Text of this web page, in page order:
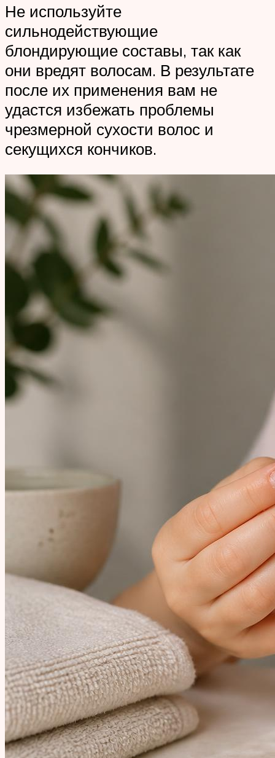
Не используйте
сильнодействующие
блондирующие составы, так как
они вредят волосам. В результате
после их применения вам не
удастся избежать проблемы
чрезмерной сухости волос и
секущихся кончиков.